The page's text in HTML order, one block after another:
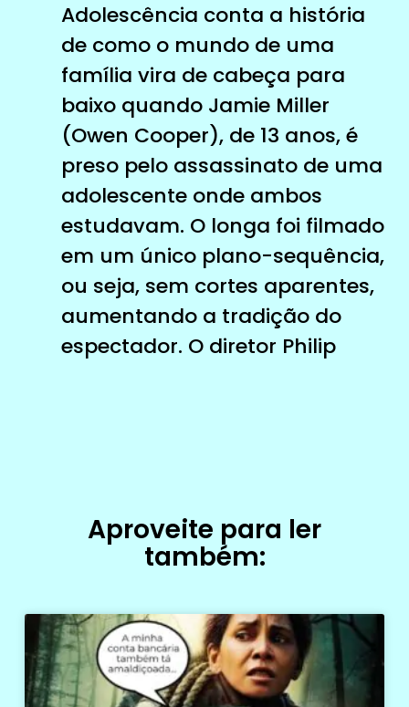
Adolescência conta a história
de como o mundo de uma
família vira de cabeça para
baixo quando Jamie Miller
(Owen Cooper), de 13 anos, é
preso pelo assassinato de uma
adolescente onde ambos
estudavam. O longa foi filmado
em um único plano-sequência,
ou seja, sem cortes aparentes,
aumentando a tradição do
espectador. O diretor Philip
Aproveite para ler
também: